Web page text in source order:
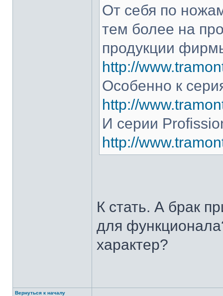
От себя по
тем более на
продукции
http://
Особенно к
http://
И серии
http://
К стать. А брак
для
характер?
Вернуться к началу